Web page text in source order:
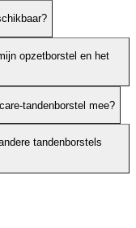
opzetborstel en het
tandenborstel mee?
tandenborstels